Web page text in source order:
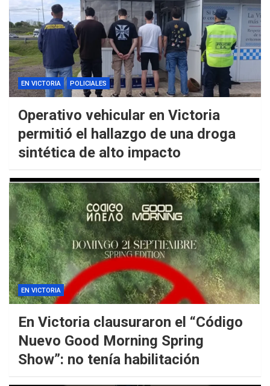
EN VICTORIA POLICIALES
Operativo vehicular en Victoria
permitió el hallazgo de una droga
sintética de alto impacto
EN VICTORIA
En Victoria clausuraron el “Código
Nuevo Good Morning Spring
Show”: no tenía habilitación